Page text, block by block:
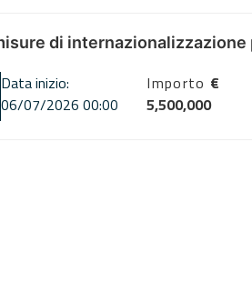
di
Data inizio:
06/07/2026 00:00
Importo €
5,500,000